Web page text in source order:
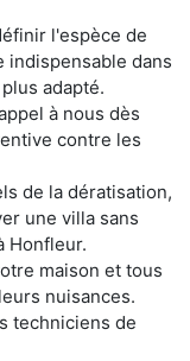
l'espèce de
indispensable dans
adapté.
à nous dès
contre les
de la dératisation,
une villa sans
Honfleur.
maison et tous
nuisances.
techniciens de